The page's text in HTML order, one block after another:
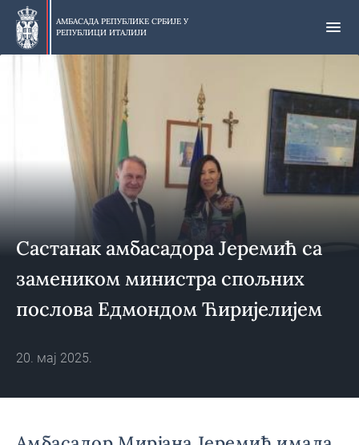
Прескочи
главни
део
АМБАСАДА РЕПУБЛИКЕ СРБИЈЕ У
РЕПУБЛИЦИ ИТАЛИЈИ
Састанак амбасадора Јеремић са
замеником министра спољних
послова Едмондом Ћиријелијем
20. мај 2025.